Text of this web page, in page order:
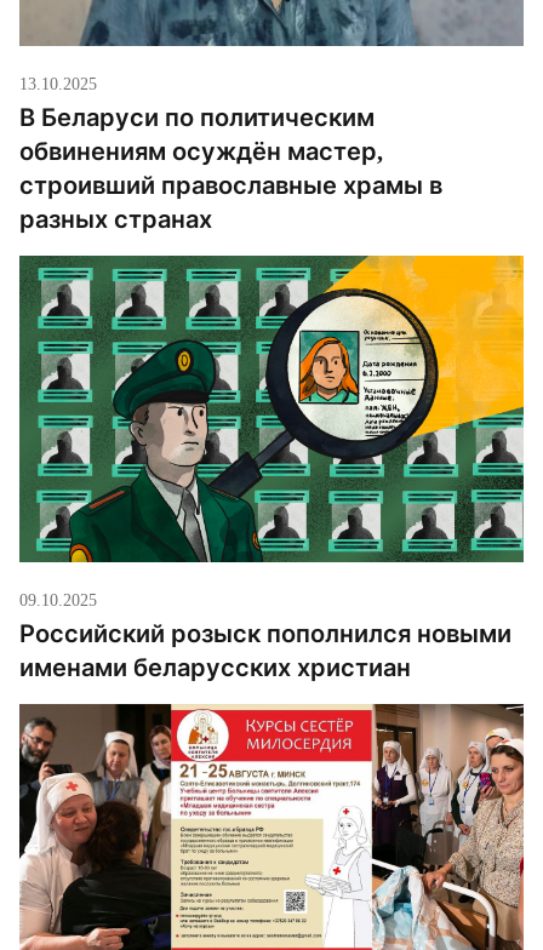
13.10.2025
В Беларуси по политическим
обвинениям осуждён мастер,
строивший православные храмы в
разных странах
09.10.2025
Российский розыск пополнился новыми
именами беларусских христиан